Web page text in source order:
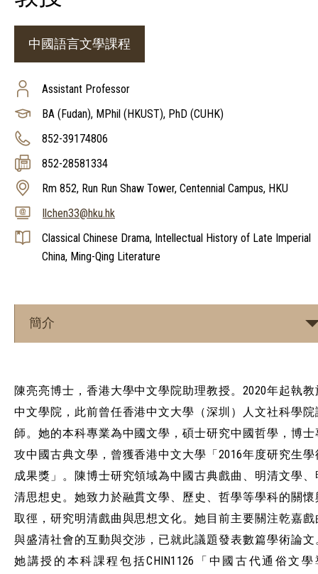
中國語言文學課程
Assistant Professor
BA (Fudan), MPhil (HKUST), PhD (CUHK)
852-39174806
852-28581334
Rm 852, Run Run Shaw Tower, Centennial Campus, HKU
llchen33@hku.hk
Classical Chinese Drama, Intellectual History of Late Imperial
China, Ming-Qing Literature
簡介
陳亮亮博士，香港大學中文學院助理教授。2020年起執教
中文學院，此前曾任香港中文大學（深圳）人文社科學院
師。她的本科專業為中國文學，碩士研究中國哲學，博士
攻中國古典文學，曾獲香港中文大學「2016年度研究生學
成果獎」。陳博士研究領域為中國古典戲曲、明清文學、
清思想史。她致力於融貫文學、歷史、哲學等學科的關懷
取徑，研究明清戲曲與思想文化。她目前主要關注乾嘉戲
與盛清社會的互動與交涉，已就此議題發表數篇學術論文
她講授的本科課程包括CHIN1126「中國古代通俗文學